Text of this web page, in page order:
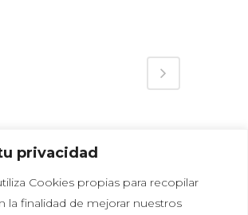
privacidad
Cookies propias para recopilar
la finalidad de mejorar nuestros